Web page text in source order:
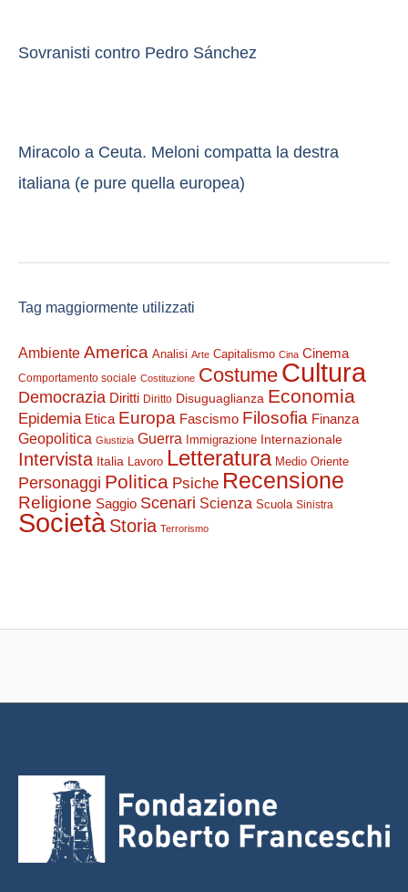
Sovranisti contro Pedro Sánchez
Miracolo a Ceuta. Meloni compatta la destra
italiana (e pure quella europea)
Tag maggiormente utilizzati
Ambiente America Analisi Arte Capitalismo Cina Cinema
Comportamento sociale Costituzione Costume Cultura
Democrazia Diritti Diritto Disuguaglianza Economia
Epidemia Etica Europa Fascismo Filosofia Finanza
Geopolitica Giustizia Guerra Immigrazione Internazionale
Intervista Italia Lavoro Letteratura Medio Oriente
Personaggi Politica Psiche Recensione
Religione Saggio Scenari Scienza Scuola Sinistra
Società Storia Terrorismo